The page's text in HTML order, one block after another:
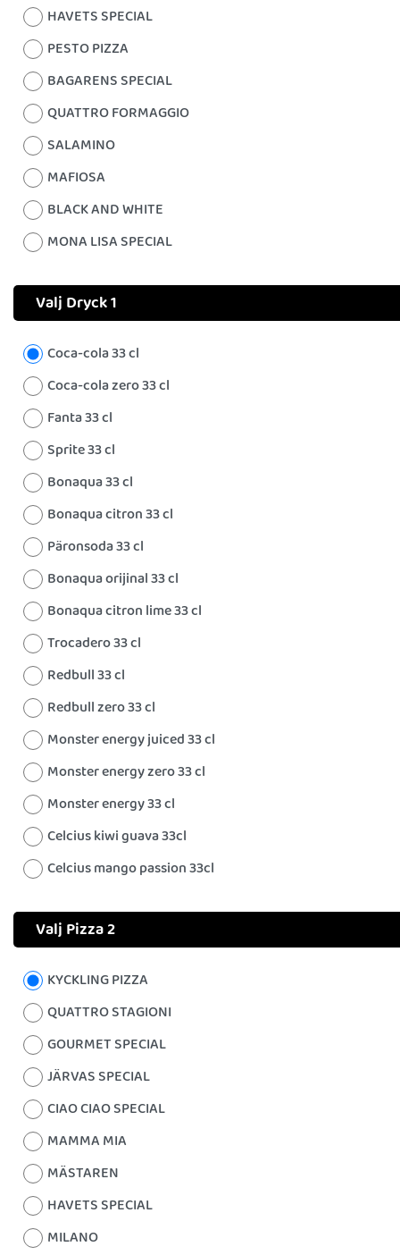
HAVETS SPECIAL
PESTO PIZZA
BAGARENS SPECIAL
QUATTRO FORMAGGIO
SALAMINO
MAFIOSA
BLACK AND WHITE
MONA LISA SPECIAL
Valj Dryck 1
Coca-cola 33 cl
Coca-cola zero 33 cl
Fanta 33 cl
Sprite 33 cl
Bonaqua 33 cl
Bonaqua citron 33 cl
Päronsoda 33 cl
Bonaqua orijinal 33 cl
Bonaqua citron lime 33 cl
Trocadero 33 cl
Redbull 33 cl
Redbull zero 33 cl
Monster energy juiced 33 cl
Monster energy zero 33 cl
Monster energy 33 cl
Celcius kiwi guava 33cl
Celcius mango passion 33cl
Valj Pizza 2
KYCKLING PIZZA
QUATTRO STAGIONI
GOURMET SPECIAL
JÄRVAS SPECIAL
CIAO CIAO SPECIAL
MAMMA MIA
MÄSTAREN
HAVETS SPECIAL
MILANO